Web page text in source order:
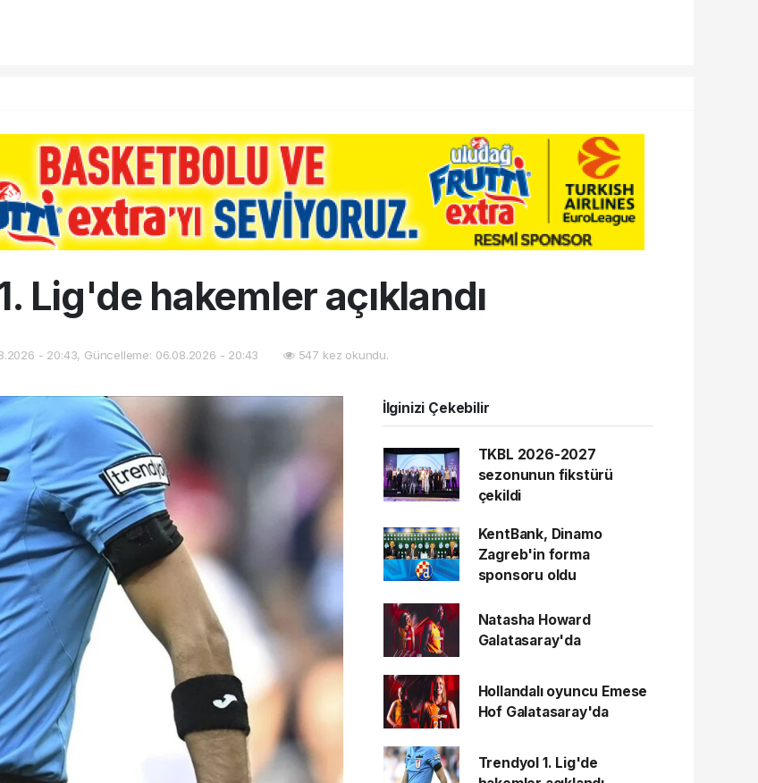
Lig'de hakemler açıklandı
- 20:43, Güncelleme: 06.08.2026 - 20:43 547 kez okundu.
İlginizi Çekebilir
TKBL 2026-2027
sezonunun fikstürü
çekildi
KentBank, Dinamo
Zagreb'in forma
sponsoru oldu
Natasha Howard
Galatasaray'da
Hollandalı oyuncu Emese
Hof Galatasaray'da
Trendyol 1. Lig'de